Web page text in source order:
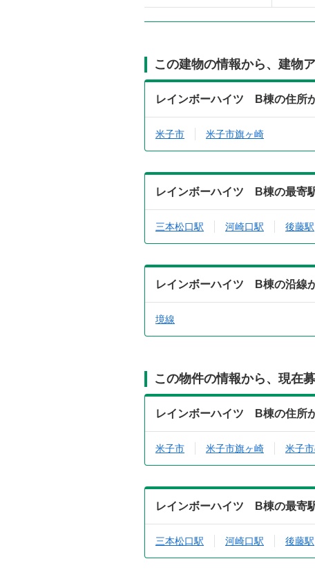
この建物の情報から、建物
レインボーハイツ B棟の住所
米子市 米子市旗ヶ崎
レインボーハイツ B棟の最寄
三本松口駅 河崎口駅 後藤駅
レインボーハイツ B棟の沿線
境線
この物件の情報から、現在
レインボーハイツ B棟の住所
米子市 米子市旗ヶ崎 米子
レインボーハイツ B棟の最寄
三本松口駅 河崎口駅 後藤駅